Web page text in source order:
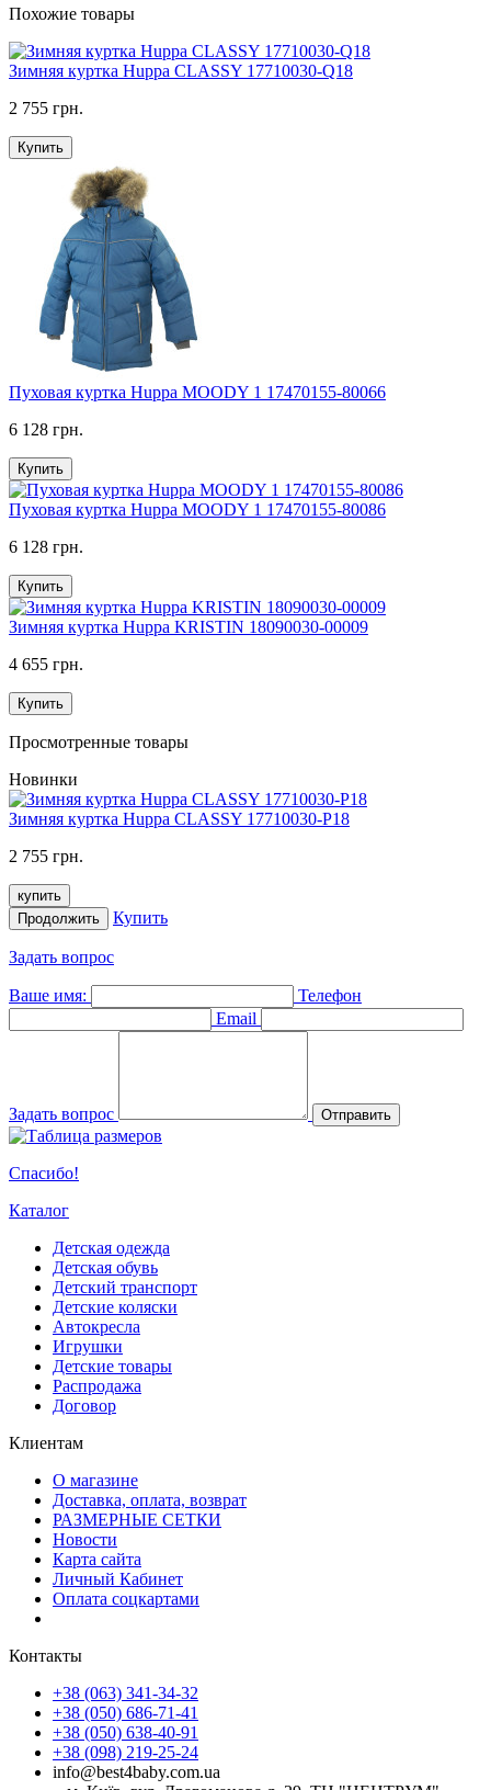
Похожие товары
Зимняя куртка Huppa CLASSY 17710030-Q18
2 755 грн.
Купить
Пуховая куртка Huppa MOODY 1 17470155-80066
6 128 грн.
Купить
Пуховая куртка Huppa MOODY 1 17470155-80086
6 128 грн.
Купить
Зимняя куртка Huppa KRISTIN 18090030-00009
4 655 грн.
Купить
Просмотренные товары
Новинки
Зимняя куртка Huppa CLASSY 17710030-P18
2 755 грн.
купить
Продолжить
Купить
Задать вопрос
Ваше имя:
Телефон
Email
Задать вопрос Отправить
Спасибо!
Каталог
Детская одежда
Детская обувь
Детский транспорт
Детские коляски
Автокресла
Игрушки
Детские товары
Распродажа
Договор
Клиентам
О магазине
Доставка, оплата, возврат
РАЗМЕРНЫЕ СЕТКИ
Новости
Карта сайта
Личный Кабинет
Оплата соцкартами
Контакты
+38 (063) 341-34-32
+38 (050) 686-71-41
+38 (050) 638-40-91
+38 (098) 219-25-24
info@best4baby.com.ua